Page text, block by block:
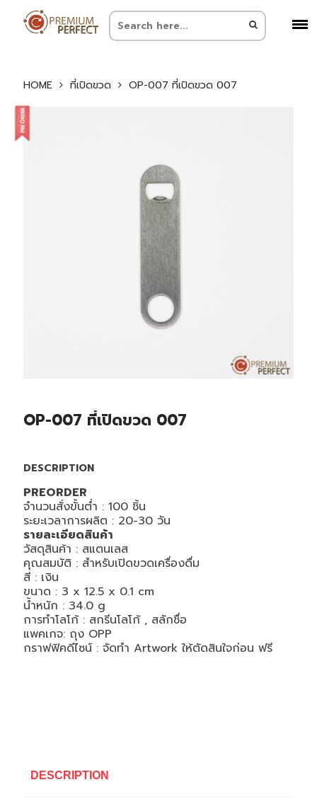
HOME ที่เปิดขวด OP-007 ที่เปิดขวด 007
OP-007 ที่เปิดขวด 007
DESCRIPTION
PREORDER
จำนวนสั่งขั้นต่ำ : 100 ชิ้น
ระยะเวลาการผลิต : 20-30 วัน
รายละเอียดสินค้า
วัสดุสินค้า : สแตนเลส
คุณสมบัติ : สำหรับเปิดขวดเครื่องดื่ม
สี : เงิน
ขนาด : 3 x 12.5 x 0.1 cm
น้ำหนัก : 34.0g
การทำโลโก้ : สกรีนโลโก้ , สลักชื่อ
แพคเกจ: ถุง OPP
กราฟฟิคดีไซน์ : จัดทำ Artwork ให้ตัดสินใจก่อน ฟรี
DESCRIPTION